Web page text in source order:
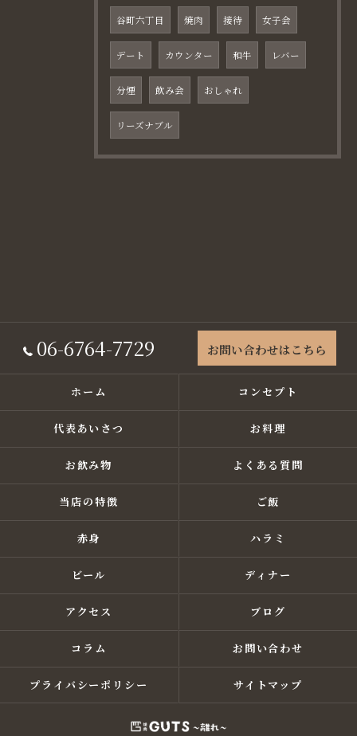
谷町六丁目 焼肉 接待 女子会
デート カウンター 和牛 レバー
分煙 飲み会 おしゃれ
リーズナブル
06-6764-7729 お問い合わせはこちら
ホーム コンセプト
代表あいさつ お料理
お飲み物 よくある質問
当店の特徴 ご飯
赤身 ハラミ
ビール ディナー
アクセス ブログ
コラム お問い合わせ
プライバシーポリシー サイトマップ